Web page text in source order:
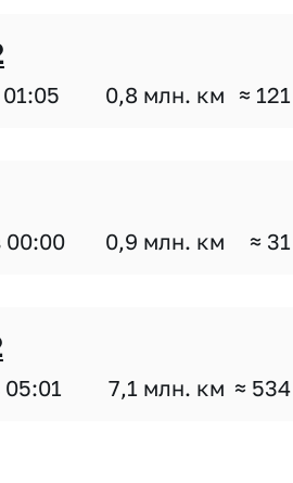
01:05 0,8 млн. км ≈
00:00 0,9 млн. км ≈
05:01 7,1 млн. км ≈